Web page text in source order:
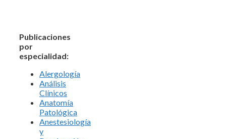
Publicaciones
por
especialidad:
Alergología
Análisis
Clínicos
Anatomía
Patológica
Anestesiología
y